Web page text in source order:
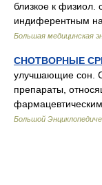
близкое к физиол.
индиферентным
Большая медицинская
СНОТВОРНЫЕ
улучшающие сон.
препараты,
Большой